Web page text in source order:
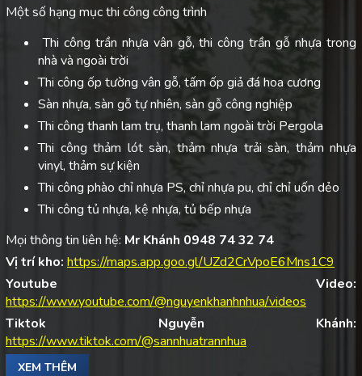
Một số hạng mục thi công công trình
Thi công trần nhựa vân gỗ, thi công trần gỗ nhựa trong
nhà và ngoài trời
Thi công ốp tường vân gỗ, tấm ốp giả đá hoa cương
Sàn nhựa, sàn gỗ tự nhiên, sàn gỗ công nghiệp
Thi công thanh lam trụ, thanh lam ngoài trời Pergola
Thi công thảm lót sàn, thảm nhựa trải sàn, thảm nhựa
vinyl, thảm sự kiện
Thi công phào chỉ nhựa PS, chỉ nhựa pu, chỉ chỉ uốn dẻo
Thi công tủ nhựa, kệ nhựa, tủ bếp nhựa
Mọi thông tin liên hệ: Mr Khánh 0948 74 32 74
Vị trí kho: https://maps.app.goo.gl/UZd2CrVpoE6Mns1C9
Youtube Video:
https://www.youtube.com/@nguyenkhanhnhua/videos
Tiktok Nguyễn Khánh:
https://www.tiktok.com/@sannhuatrannhua
XEM THÊM